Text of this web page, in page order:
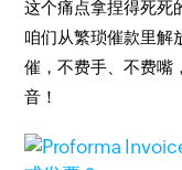
这个痛点拿捏得死死
咱们从繁琐催款里解
催，不费手、不费嘴
音！